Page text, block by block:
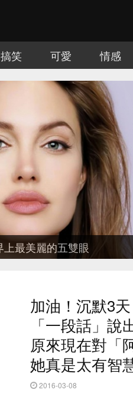
搞笑 可愛 情感
慎入！讓人難毛骨悚然
加油！沉默3
「一段話」說
原來現在對「
她真是太有智
2016-03-08